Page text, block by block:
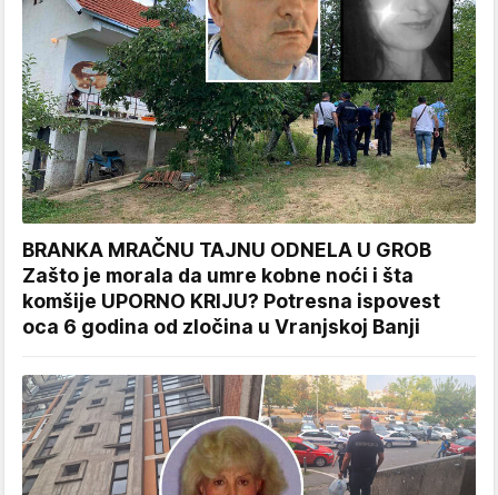
BRANKA MRAČNU TAJNU ODNELA U GROB
Zašto je morala da umre kobne noći i šta
komšije UPORNO KRIJU? Potresna ispovest
oca 6 godina od zločina u Vranjskoj Banji